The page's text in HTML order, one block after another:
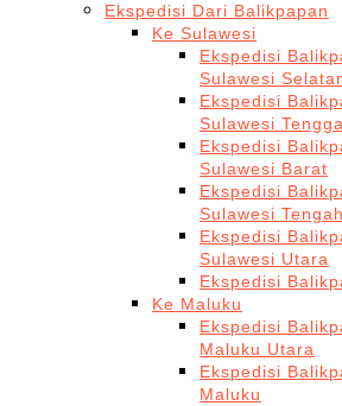
Ekspedisi Dari Balikpapan
Ke Sulawesi
Ekspedisi
Sulawesi
Ekspedisi
Sulawesi
Ekspedisi
Sulawesi Barat
Ekspedisi
Sulawesi Tengah
Ekspedisi
Sulawesi Utara
Ekspedisi
Ke Maluku
Ekspedisi
Maluku Utara
Ekspedisi
Maluku